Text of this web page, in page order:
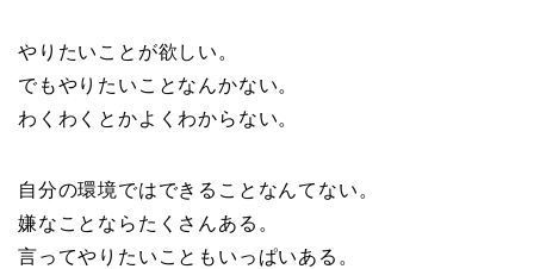
やりたいことが欲しい。
でもやりたいことなんかない。
わくわくとかよくわからない。
自分の環境ではできることなんてない。
嫌なことならたくさんある。
言ってやりたいこともいっぱいある。